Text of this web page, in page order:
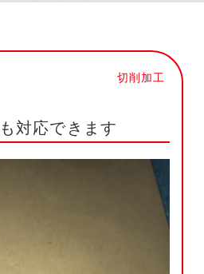
切削加工
対応できます